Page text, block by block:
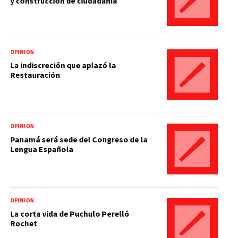
OPINIÓN
La indiscreción que aplazó la
Restauración
OPINIÓN
Panamá será sede del Congreso de la
Lengua Española
OPINIÓN
La corta vida de Puchulo Perelló
Rochet